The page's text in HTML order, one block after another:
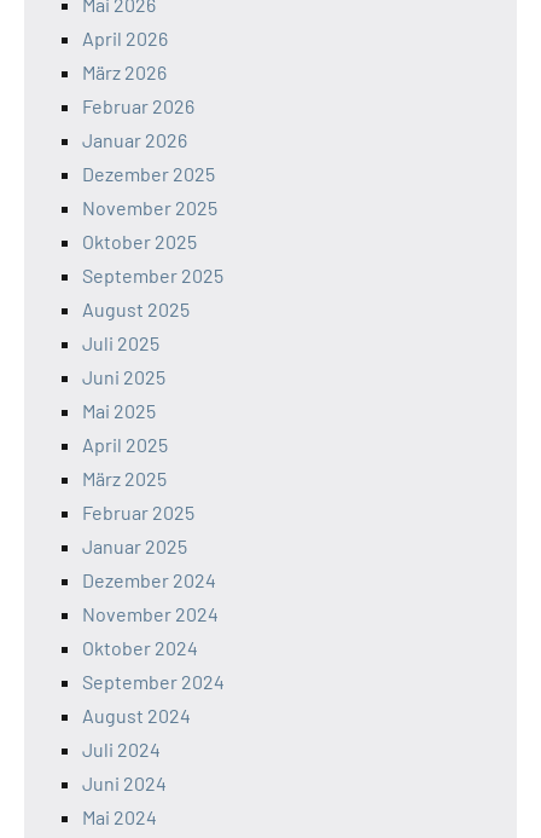
April 2026
März 2026
Februar 2026
Januar 2026
Dezember 2025
November 2025
Oktober 2025
September 2025
August 2025
Juli 2025
Juni 2025
Mai 2025
April 2025
März 2025
Februar 2025
Januar 2025
Dezember 2024
November 2024
Oktober 2024
September 2024
August 2024
Juli 2024
Juni 2024
Mai 2024